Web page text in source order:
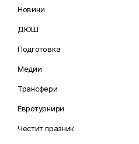
Новини
ДЮШ
Подготовка
Медии
Трансфери
Евротурнири
Честит празник